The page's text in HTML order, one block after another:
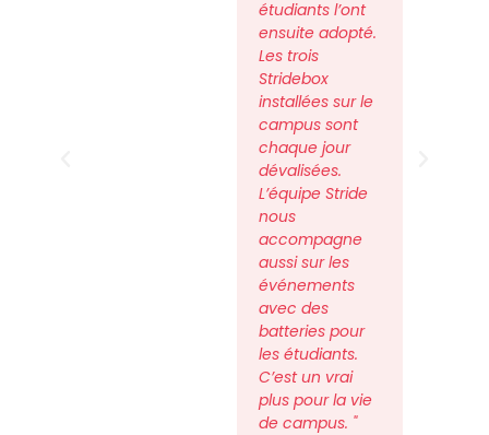
étudiants l’ont
ensuite adopté.
Les trois
Stridebox
installées sur le
campus sont
chaque jour
dévalisées.
L’équipe Stride
nous
accompagne
aussi sur les
événements
avec des
batteries pour
les étudiants.
C’est un vrai
plus pour la vie
de campus. "